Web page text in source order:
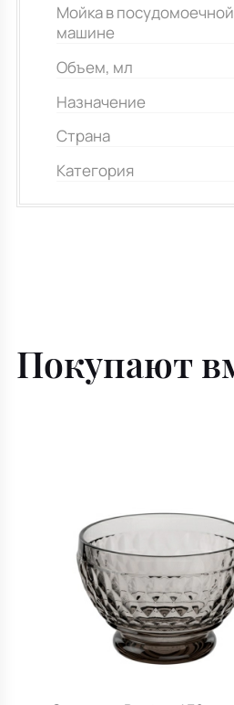
Мойка в посудомоечной
машине
Объем, мл
Назначение
Страна
Категория
Покупают